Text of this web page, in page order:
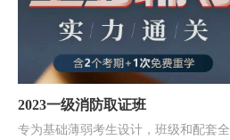
2023一级消防取证班
专为基础薄弱考生设计，班级和配套全